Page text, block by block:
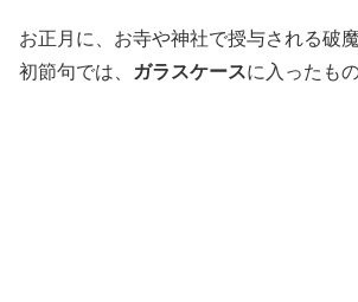
お正月に、お寺や神社で授与される破
初節句では、 ガラスケースに入ったも